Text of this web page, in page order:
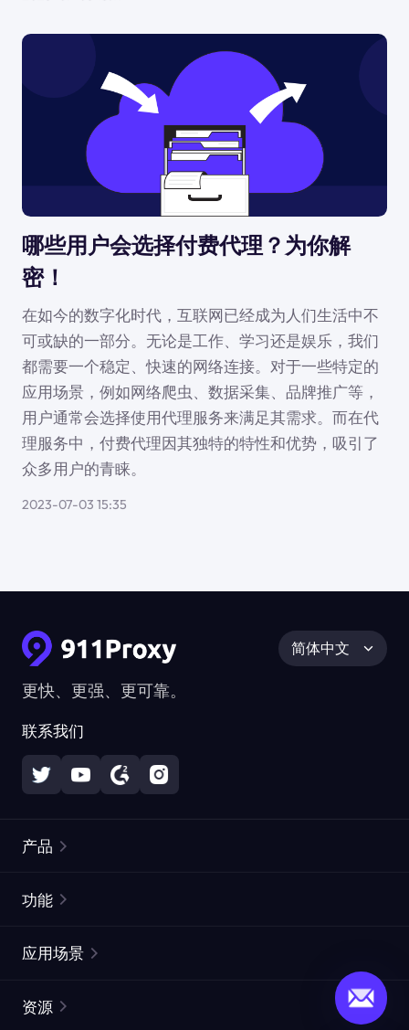
哪些用户会选择付费代理？为你解
密！
在如今的数字化时代，互联网已经成为人们生活中不
可或缺的一部分。无论是工作、学习还是娱乐，我们
都需要一个稳定、快速的网络连接。对于一些特定的
应用场景，例如网络爬虫、数据采集、品牌推广等，
用户通常会选择使用代理服务来满足其需求。而在代
理服务中，付费代理因其独特的特性和优势，吸引了
众多用户的青睐。
2023-07-03 15:35
更快、更强、更可靠。
联系我们
简体中文
产品
静态住宅代理
功能
ISP代理
应用场景
资源